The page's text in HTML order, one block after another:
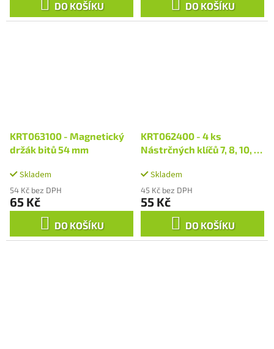
DO KOŠÍKU DO KOŠÍKU
KRT063100 - Magnetický
držák bitů 54 mm
Skladem
54 Kč bez DPH
65 Kč
DO KOŠÍKU
KRT062400 - 4 ks
Nástrčných klíčů 7, 8, 10, 13
Skladem
45 Kč bez DPH
55 Kč
DO KOŠÍKU